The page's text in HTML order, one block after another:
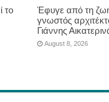
το
Έφυγε από τη
γνωστός
Γιάννης
August 8, 2026